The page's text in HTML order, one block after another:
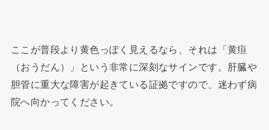
ここが普段より黄色っぽく見えるなら、それは「黄疸
（おうだん）」という非常に深刻なサインです。肝臓や
胆管に重大な障害が起きている証拠ですので、迷わず病
院へ向かってください。